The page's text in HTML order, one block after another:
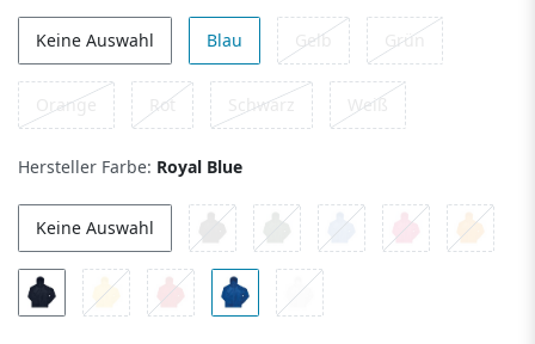
Keine Auswahl Blau Gelb Grün
Orange Rot Schwarz Weiß
Hersteller Farbe: Royal Blue
Keine Auswahl